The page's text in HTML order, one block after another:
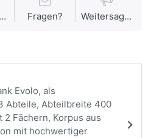
Vergleichen Fragen? Weitersagen
Evolo, als
Abteile, Abteilbreite 400
Fächern, Korpus aus
mit hochwertiger